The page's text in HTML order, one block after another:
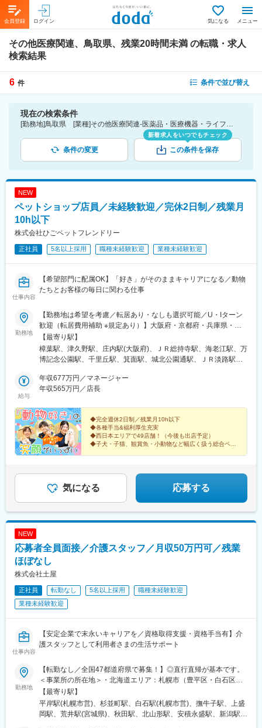
会員登録 ログイン 気になる メニュー
その他医療関連、鳥取県、残業20時間未満 の転職・求人
検索結果
6 件 条件で並び替え
現在の検索条件
[勤務地]鳥取県 [業種]その他医療関連-医薬品・医療機器・ライフサイエンス・医療系サービス [詳細条件](休日・働き方)残業20時間未満
条件の変更
新着求人をいつでもチェック
この条件を保存
NEW
ペットショップ店員／未経験歓迎／完休2日制／残業月
10h以下
株式会社ひごペットフレンドリー
正社員 5名以上採用 職種未経験歓迎 業種未経験歓迎
仕事内容
【希望部門に配属OK】「好き」がそのままキャリアになる／動物
たちとお客様の毎日に関わる仕事
勤務地
【勤務地は希望を考慮／転居あり・なしも選択可能／U・Iターン
歓迎（転居費用補助 ※規定あり）】大阪府・京都府・兵庫県・奈
良県・和歌山県・愛知県・徳島県・高知県・香川県・愛媛県・広
島県・鳥取県・島根県・福岡県の直営店舗◎現在、愛知県・鳥取
県・中国地方エリアを積極採用中です！＜勤務地＞■大阪府／大阪
市・豊中市・枚方市・高槻市■京都府／京都市・八幡市・木津川市
■兵庫県／西宮市・伊丹市・加古川市・明石市・神戸市■奈良県／
市■愛知県／名古屋市・日進市・知多市・江南市■徳島県／板野郡
藍住町■香川県／高松市■愛媛県／今治市・伊予郡松前町■高知県
／高知市■広島県／広島市・福山市・廿日市市 ■鳥取県／鳥取市■
島根県／出雲市・松江市■福岡県／筑紫野市・北九州市◎受動喫煙
対策：分煙※喫煙所あり
【最寄り駅】
樟葉駅、津久野駅、庄内駅(大阪府)、ＪＲ総持寺駅、海老江駅、万
博記念公園駅、千里丘駅、箕面駅、城北公園通駅、ＪＲ淡路駅、
田駅、井原里駅、住之江公園駅、西二見駅、伊丹駅(阪急線)、加古
川駅、春日野道駅(阪神線)、西ノ京駅、大和高田駅、笠縫駅、浮孔
都芸術大学駅、東松江駅(和歌山県)、江南駅(愛知県)、古見駅(愛知
県)、港区役所駅、赤池駅(愛知県)、勝瑞駅、高知駅、伏石駅、古
泉駅、今治駅、道上駅、廿日市市役所前・平良駅、商工センター
入口駅、湖山駅、松江駅、出雲市駅、朝倉街道駅、西小倉駅、野
田駅(阪神線)、公園東口駅、下新庄駅、大小路駅、岩屋駅(兵庫
駅、平和通駅、野田阪神駅、淡路駅、花田口駅、灘駅、草津南
駅、小倉駅(福岡県)
給与
年収677万円／マネージャー
年収565万円／店長
◆完全週休2日制／残業月10h以下
◆各種手当&福利厚生充実
◆西日本エリアで49店舗！（今後も出店予定）
◆子犬・子猫、観賞魚・小動物など幅広く扱う総合ペッ
気になる 応募する
NEW
応募者全員面接／介護スタッフ／月収50万円可／残業
ほぼなし
株式会社土屋
正社員 転勤なし 5名以上採用
職種未経験歓迎
業種未経験歓迎
仕事内容
【安定企業で末永いキャリアを／資格取得支援・資格手当有】介
護スタッフとして利用者さまの生活サポート
勤務地
【転勤なし／全国47都道府県で募集！】◎直行直帰が基本です。
＜事業所の所在地＞・北海道エリア：札幌市（豊平区・白石区）
／函館市・東北エリア：岩手市／仙台市／秋田市／山形市／郡山
市／弘前市・関東エリア：茨城市／栃木市／高崎市／大宮市／習
志野市／板橋区／多摩市／相模原市／藤沢市／甲府市・東海エリ
【最寄り駅】
平岸駅(札幌市営)、杉並町駅、白石駅(札幌市営)、撫牛子駅、上盛
岡駅、荒井駅(宮城県)、秋田駅、北山形駅、安積永盛駅、新潟駅、